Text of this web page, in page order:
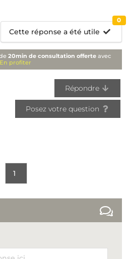
Cette réponse a été utile
0
20min de consultation offerte avec
En profiter
Répondre
Posez votre question
1